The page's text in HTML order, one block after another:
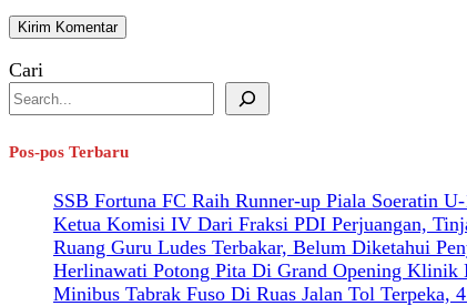
Cari
Pos-pos Terbaru
SSB Fortuna FC Raih Runner-up Piala Soeratin
Ketua Komisi IV Dari Fraksi PDI Perjuangan,
Ruang Guru Ludes Terbakar, Belum Diketahui
Herlinawati Potong Pita Di Grand Opening Klinik
Minibus Tabrak Fuso Di Ruas Jalan Tol Terpeka,